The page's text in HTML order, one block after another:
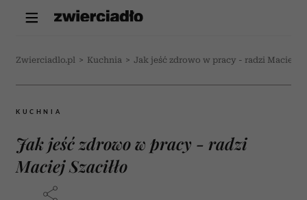
Zwierciadlo.pl > Kuchnia > Jak jeść zdrowo w pracy - radzi Maciej
KUCHNIA
Jak jeść zdrowo w pracy - radzi
Maciej Szaciłło